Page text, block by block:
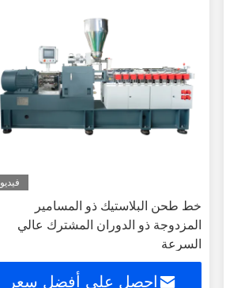
فيديو
خط طحن البلاستيك ذو المسامير
المزدوجة ذو الدوران المشترك عالي
السرعة
احصل على أفضل سعر